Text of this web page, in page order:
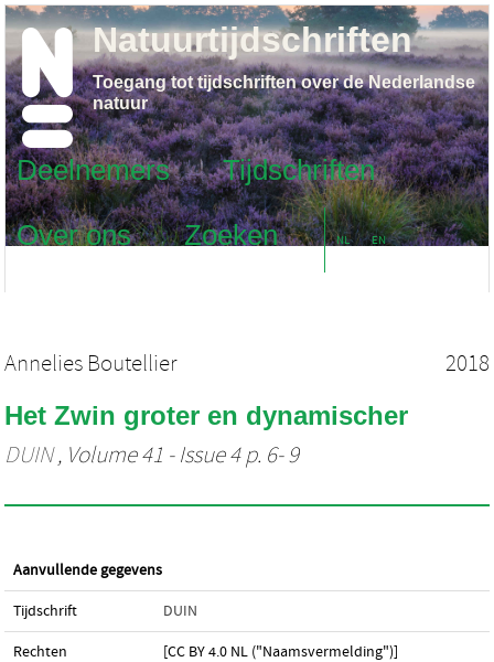
Deelnemers
Tijdschriften
Over ons
Zoeken NL EN
Natuurtijdschriften
Toegang tot tijdschriften over de Nederlandse
natuur
Annelies Boutellier 2018
Het Zwin groter en dynamischer
DUIN, Volume 41 - Issue 4 p. 6- 9
Aanvullende gegevens
Tijdschrift DUIN
Rechten
[CC BY 4.0 NL ("Naamsvermelding")]